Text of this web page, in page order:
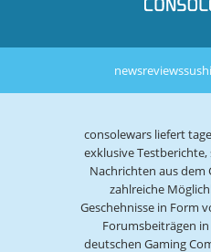
newsreviewssushi
consolewars liefert
exklusive
Nachrichten aus dem
zahlreiche
Geschehnisse in Form
Forumsbeiträgen
deutschen Gaming